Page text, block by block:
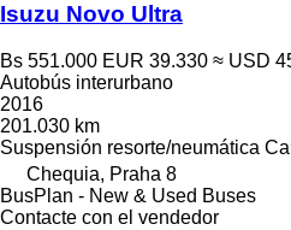
Isuzu Novo Ultra
Bs 551.000 EUR 39.330 ≈ USD
Autobús interurbano
2016
201.030 km
Suspensión resorte/neumática
Chequia, Praha 8
BusPlan - New & Used Buses
Contacte con el vendedor